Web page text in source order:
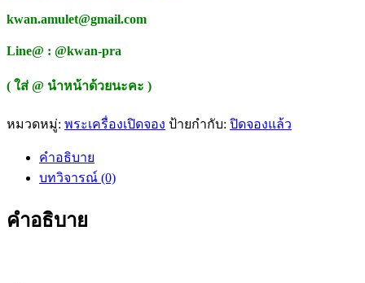
kwan.amulet@gmail.com
Line@ : @kwan-pra
( ใส่ @ นำหน้าด้วยนะคะ )
หมวดหมู่: พระเครื่องเปิดจอง ป้ายกำกับ: ปิดจองแล้ว
คำอธิบาย
บทวิจารณ์ (0)
คำอธิบาย